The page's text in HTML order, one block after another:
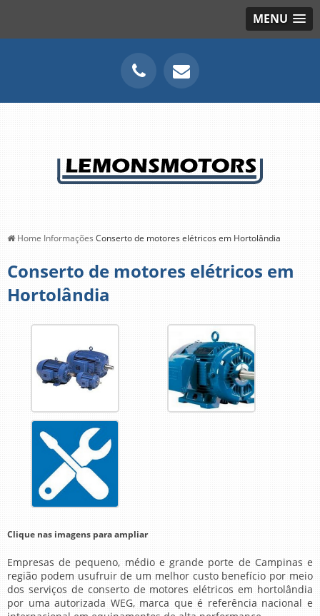
MENU
Home Informações Conserto de motores elétricos em Hortolândia
Conserto de motores elétricos em
Hortolândia
Clique nas imagens para ampliar
Empresas de pequeno, médio e grande porte de Campinas e
região podem usufruir de um melhor custo benefício por meio
dos serviços de conserto de motores elétricos em hortolândia
por uma autorizada WEG, marca que é referência nacional e